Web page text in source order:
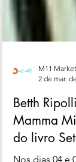
M11
2 de mar.
Betth
Mamma